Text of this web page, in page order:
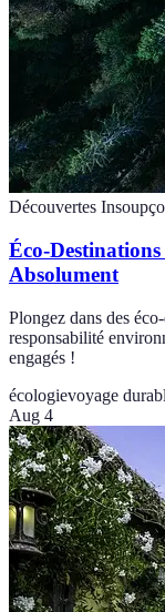
Découvertes
Éco-
Absolument
Plongez dans des
responsabilité
engagés !
écologievoyage
Aug 4